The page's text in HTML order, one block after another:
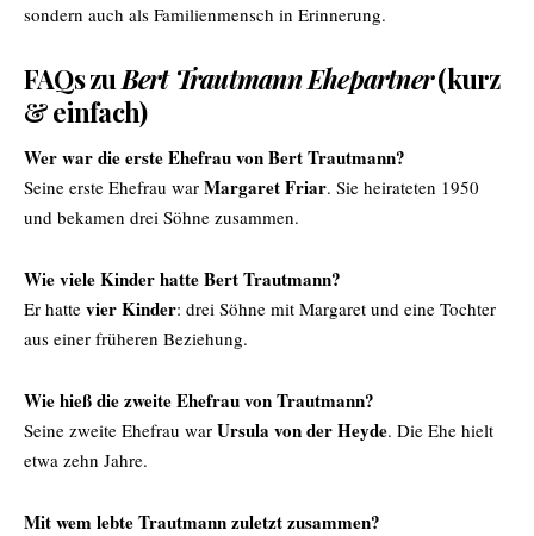
sondern auch als Familienmensch in Erinnerung.
FAQs zu Bert Trautmann Ehepartner(kurz
& einfach)
Wer war die erste Ehefrau von Bert Trautmann?
Seine erste Ehefrau war Margaret Friar. Sie heirateten 1950
und bekamen drei Söhne zusammen.
Wie viele Kinder hatte Bert Trautmann?
Er hatte vier Kinder: drei Söhne mit Margaret und eine Tochter
aus einer früheren Beziehung.
Wie hieß die zweite Ehefrau von Trautmann?
Seine zweite Ehefrau war Ursula von der Heyde. Die Ehe hielt
etwa zehn Jahre.
Mit wem lebte Trautmann zuletzt zusammen?